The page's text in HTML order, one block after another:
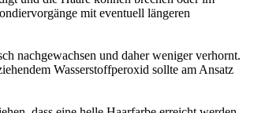
mit eventuell längeren
nachgewachsen und daher weniger verhornt.
Wasserstoffperoxid sollte am Ansatz